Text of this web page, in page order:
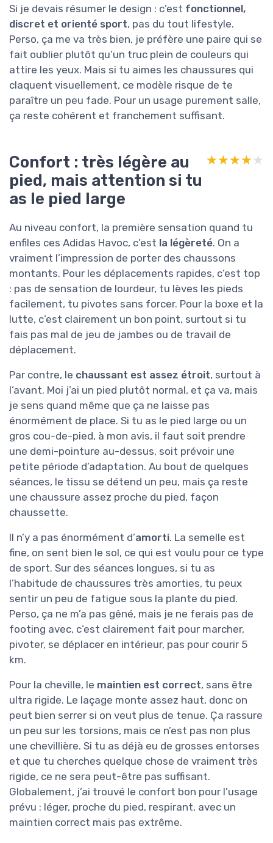
Si je devais résumer le design : c’est fonctionnel,
discret et orienté sport, pas du tout lifestyle.
Perso, ça me va très bien, je préfère une paire qui se
fait oublier plutôt qu’un truc plein de couleurs qui
attire les yeux. Mais si tu aimes les chaussures qui
claquent visuellement, ce modèle risque de te
paraître un peu fade. Pour un usage purement salle,
ça reste cohérent et franchement suffisant.
Confort : très légère au
pied, mais attention si tu
as le pied large
★★★★★
★★★★★
Au niveau confort, la première sensation quand tu
enfiles ces Adidas Havoc, c’est la légèreté. On a
vraiment l’impression de porter des chaussons
montants. Pour les déplacements rapides, c’est top
: pas de sensation de lourdeur, tu lèves les pieds
facilement, tu pivotes sans forcer. Pour la boxe et la
lutte, c’est clairement un bon point, surtout si tu
fais pas mal de jeu de jambes ou de travail de
déplacement.
Par contre, le chaussant est assez étroit, surtout à
l’avant. Moi j’ai un pied plutôt normal, et ça va, mais
je sens quand même que ça ne laisse pas
énormément de place. Si tu as le pied large ou un
gros cou-de-pied, à mon avis, il faut soit prendre
une demi-pointure au-dessus, soit prévoir une
petite période d’adaptation. Au bout de quelques
séances, le tissu se détend un peu, mais ça reste
une chaussure assez proche du pied, façon
chaussette.
Il n’y a pas énormément d’amorti. La semelle est
fine, on sent bien le sol, ce qui est voulu pour ce type
de sport. Sur des séances longues, si tu as
l’habitude de chaussures très amorties, tu peux
sentir un peu de fatigue sous la plante du pied.
Perso, ça ne m’a pas gêné, mais je ne ferais pas de
footing avec, c’est clairement fait pour marcher,
pivoter, se déplacer en intérieur, pas pour courir 5
km.
Pour la cheville, le maintien est correct, sans être
ultra rigide. Le laçage monte assez haut, donc on
peut bien serrer si on veut plus de tenue. Ça rassure
un peu sur les torsions, mais ce n’est pas non plus
une chevillière. Si tu as déjà eu de grosses entorses
et que tu cherches quelque chose de vraiment très
rigide, ce ne sera peut-être pas suffisant.
Globalement, j’ai trouvé le confort bon pour l’usage
prévu : léger, proche du pied, respirant, avec un
maintien correct mais pas extrême.